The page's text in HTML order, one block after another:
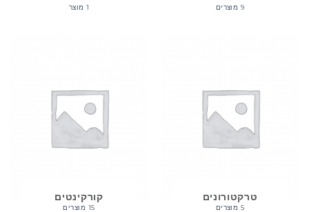
9 מוצרים 1 מוצר
טרקטורונים
5 מוצרים
קורקינטים
15 מוצרים